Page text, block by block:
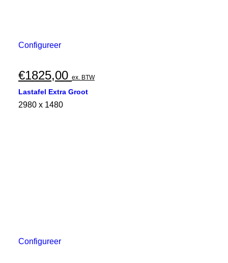
Configureer
€1825,00 ex. BTW
Lastafel Extra Groot
2980 x 1480
Configureer